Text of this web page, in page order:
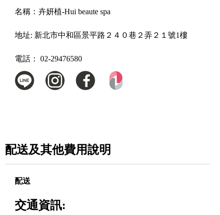
名稱： 卉妍植-Hui beaute spa
地址: 新北市中和區景平路２４０巷２弄２１號1樓
電話： 02-29476580
配送及其他費用說明
配送
交通資訊: